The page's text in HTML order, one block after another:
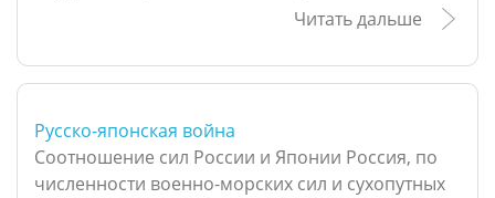
Читать дальше
Русско-японская война
Соотношение сил России и Японии Россия, по
численности военно-морских сил и сухопутных